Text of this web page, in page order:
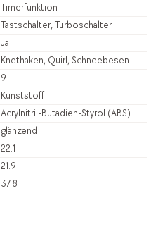
Timerfunktion
Tastschalter, Turboschalter
Ja
Knethaken, Quirl, Schneebesen
9
Kunststoff
Acrylnitril-Butadien-Styrol (ABS)
glänzend
22.1
21.9
37.8